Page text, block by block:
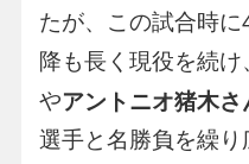
たが、この試合時
降も長く現役を続け
やアントニオ猪木さ
選手と名勝負を繰